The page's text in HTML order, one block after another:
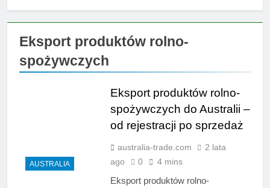
Eksport produktów rolno-
spożywczych
AUSTRALIA
Eksport produktów rolno-
spożywczych do Australii –
od rejestracji po sprzedaż
australia-trade.com
2 lata
ago
0 4 mins
Eksport produktów rolno-